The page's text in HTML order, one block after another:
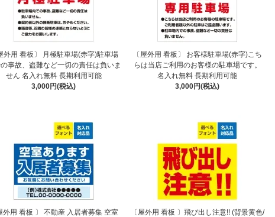
外用 看板〕 月極駐車場(赤字)駐車場
事故、盗難など一切の責任は負いま
せん 名入れ無料 長期利用可能
3,000円(税込)
〔屋外用 看板〕 お客様駐車場(赤字)こち
らは当店ご利用のお客様の駐車場です。
名入れ無料 長期利用可能
3,000円(税込)
外用 看板 〕 不動産 入居者募集 空室
〔屋外用 看板 〕飛び出し注意!! (背景黄色/